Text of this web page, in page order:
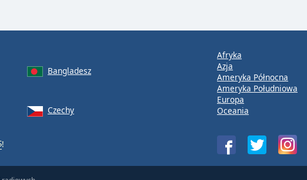
Bangladesz
Czechy
!
Afryka
Azja
Ameryka Północna
Ameryka Południowa
Europa
Oceania